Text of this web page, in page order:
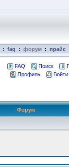
: faq : форум : прайс
FAQ Поиск
Профиль
Форум